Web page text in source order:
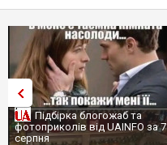
Підбірка блогожаб та
фотоприколів від UAINFO за 7
серпня